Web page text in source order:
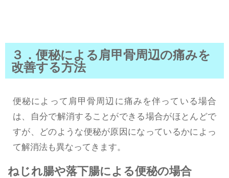
３．便秘による肩甲骨周辺の痛みを
改善する方法
便秘によって肩甲骨周辺に痛みを伴っている場合
は、自分で解消することができる場合がほとんどで
すが、どのような便秘が原因になっているかによっ
て解消法も異なってきます。
ねじれ腸や落下腸による便秘の場合